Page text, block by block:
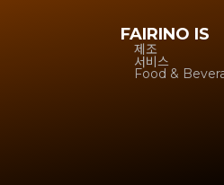
FAIRINO IS
제조
서비스
Food &